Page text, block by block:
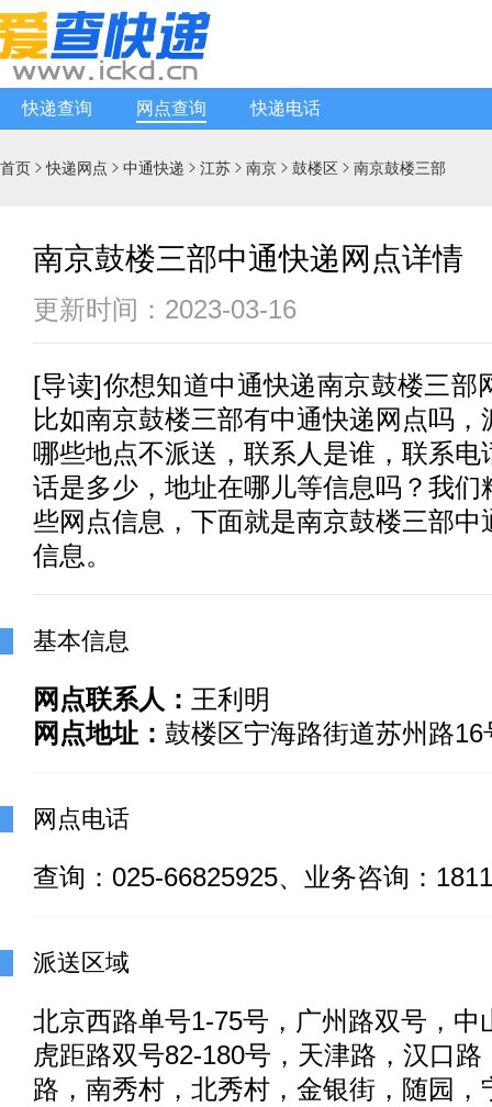
快递查询 网点查询 快递电话
首页 快递网点  中通快递  江苏  南京  鼓楼区  南京鼓楼三部
南京鼓楼三部中通快递网点详情
更新时间：2023-03-16
[导读]你想知道中通快递南京鼓楼三部
比如南京鼓楼三部有中通快递 网点吗，
哪些地点不派送，联系人是谁，联系电
话是多少，地址在哪儿等信息吗？我们
些网点信息，下面就是南京鼓楼三部中
信息。
基本信息
网点联系人： 王利明
网点地址： 鼓楼区宁海路街道苏州路16
网点电话
查询：025-66825925、业务咨询：
派送区域
北京西路单号1-75号，广州路双号，中
虎距路双号82-180号，天津路，汉口
路，南秀村，北秀村，金银街，随园，